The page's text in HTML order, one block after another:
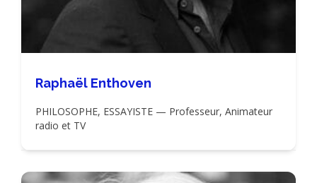
Raphaël Enthoven
PHILOSOPHE, ESSAYISTE — Professeur, Animateur
radio et TV